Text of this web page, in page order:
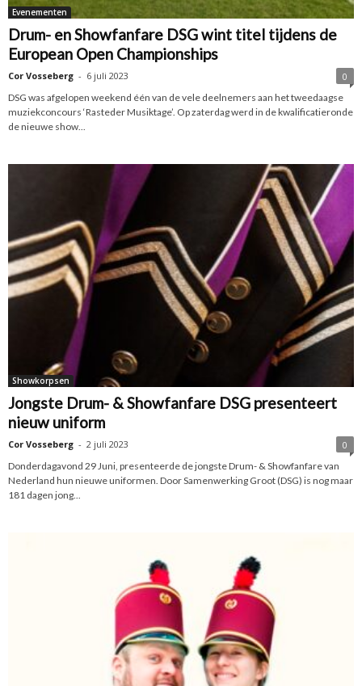
Evenementen
Drum- en Showfanfare DSG wint titel tijdens de
European Open Championships
Cor Vosseberg - 6 juli 2023
0
DSG was afgelopen weekend één van de vele deelnemers aan het tweedaagse
muziekconcours ‘Rasteder Musiktage’. Op zaterdag werd in de kwalificatieronde
de nieuwe show...
Showkorpsen
Jongste Drum- & Showfanfare DSG presenteert
nieuw uniform
Cor Vosseberg - 2 juli 2023
0
Donderdagavond 29 Juni, presenteerde de jongste Drum- & Showfanfare van
Nederland hun nieuwe uniformen. Door Samenwerking Groot (DSG) is nog maar
181 dagen jong...